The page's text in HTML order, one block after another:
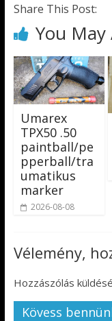
Share This Post:
You May
Umarex
TPX50 .50
paintball/pe
pperball/tra
umatikus
marker
2026-08-08
Vélemény,
Hozzászólás
Kövess